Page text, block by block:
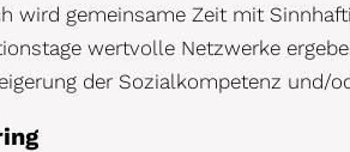
wird gemeinsame Zeit mit
wertvolle Netzwerke
der Sozialkompetenz und/